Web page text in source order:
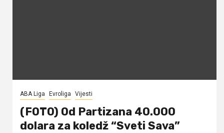
ABA Liga Evroliga Vijesti
(FOTO) Od Partizana 40.000
dolara za koledž “Sveti Sava”